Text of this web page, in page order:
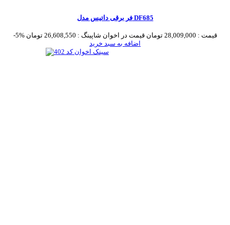
فر برقی داتیس مدل DF685
-5% قیمت : 28,009,000 تومان قیمت در اخوان شاپینگ : 26,608,550 تومان
اضافه به سبد خرید